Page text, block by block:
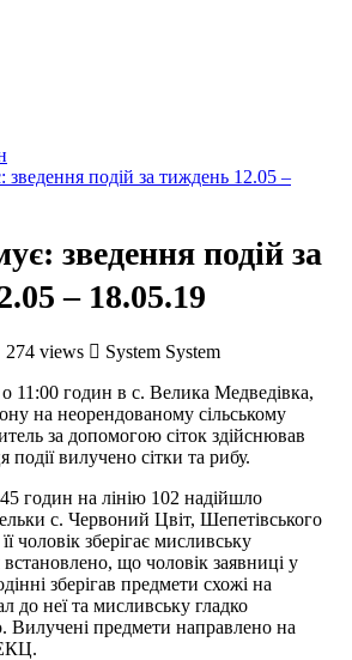
зведення подій за тиждень 12.05 –
зведення подій за
– 18.05.19
274 views
System System
11:00 годин в с. Велика Медведівка,
на неорендованому сільському
за допомогою сіток здійснював
вилучено сітки та рибу.
годин на лінію 102 надійшло
с. Червоний Цвіт, Шепетівського
чоловік зберігає мисливську
що чоловік заявниці у
зберігав предмети схожі на
до неї та мисливську гладко
предмети направлено на